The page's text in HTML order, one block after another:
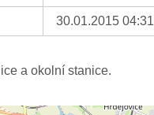
30.01.2015 04:31
a okolní stanice.